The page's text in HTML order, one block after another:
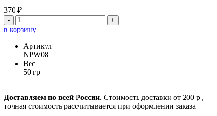
370 ₽
- +
в корзину
Артикул
NPW08
Вес
50 гр
Доставляем по всей России. Стоимость доставки от 200 р ,
точная стоимость рассчитывается при оформлении заказа